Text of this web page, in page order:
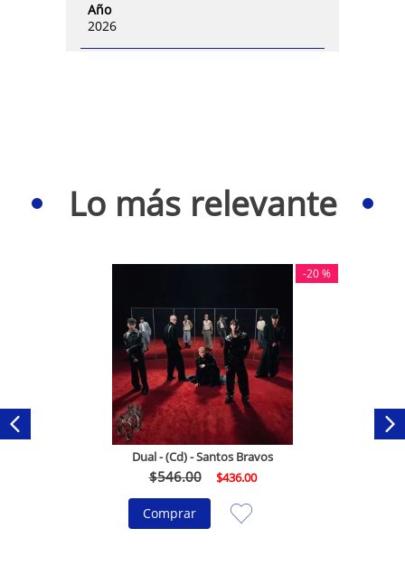
Año
2026
Lo más relevante
-20 %
Dual - (Cd) - Santos Bravos
$546.00 $436.00
Comprar